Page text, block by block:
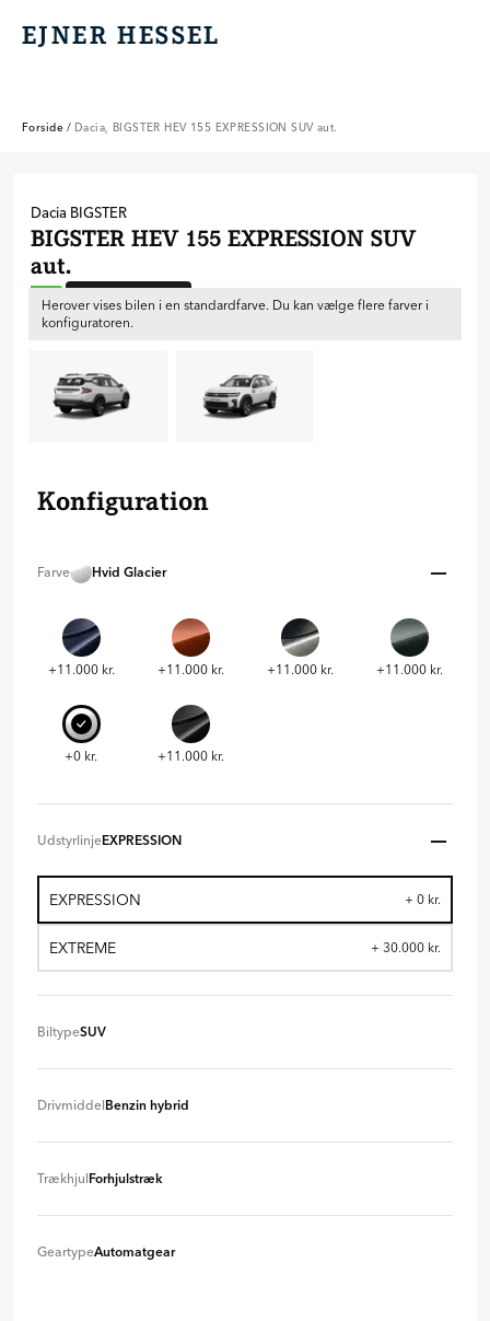
EJNER HESSEL
EJNER HESSEL
Forside / Dacia, BIGSTER HEV 155 EXPRESSION SUV aut.
Dacia BIGSTER
BIGSTER HEV 155 EXPRESSION SUV
aut.
Herover vises bilen i en standardfarve. Du kan vælge flere farver i
konfiguratoren.
Konfiguration
Farve Hvid Glacier
+11.000 kr. +11.000 kr. +11.000 kr. +11.000 kr.
+0 kr. +11.000 kr.
UdstyrlinjeEXPRESSION
EXPRESSION + 0 kr.
EXTREME + 30.000 kr.
BiltypeSUV
DrivmiddelBenzin hybrid
TrækhjulForhjulstræk
GeartypeAutomatgear